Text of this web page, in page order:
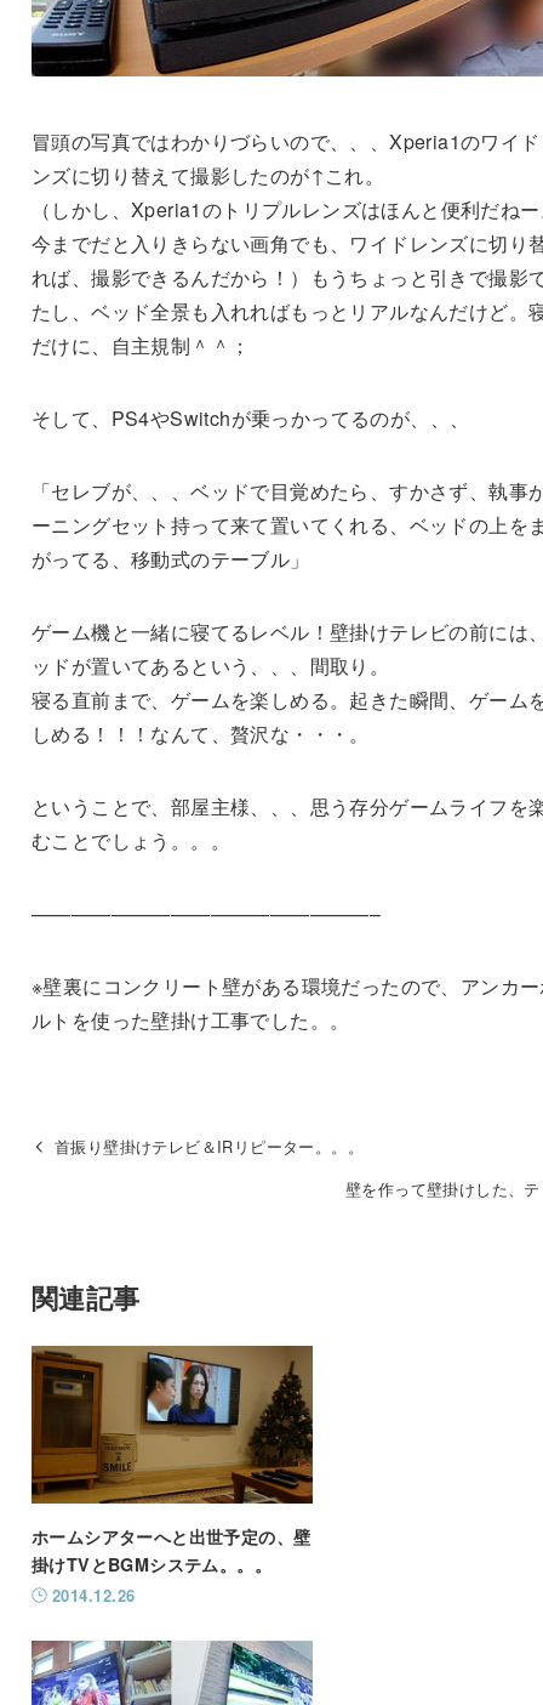
冒頭の写真ではわかりづらいので、、、Xperia1のワイ
ンズに切り替えて撮影したのが↑これ。
（しかし、Xperia1のトリプルレンズはほんと便利だね
今までだと入りきらない画角でも、ワイドレンズに切り
れば、撮影できるんだから！）もうちょっと引きで撮影
たし、ベッド全景も入れればもっとリアルなんだけど。
だけに、自主規制＾＾；
そして、PS4やSwitchが乗っかってるのが、、、
「セレブが、、、ベッドで目覚めたら、すかさず、執事
ーニングセット持って来て置いてくれる、ベッドの上を
がってる、移動式のテーブル」
ゲーム機と一緒に寝てるレベル！壁掛けテレビの前には
ッドが置いてあるという、、、間取り。
寝る直前まで、ゲームを楽しめる。起きた瞬間、ゲーム
しめる！！！なんて、贅沢な・・・。
ということで、部屋主様、、、思う存分ゲームライフを
むことでしょう。。。
—————————————————–
※壁裏にコンクリート壁がある環境だったので、アンカ
ルトを使った壁掛け工事でした。。
首振り壁掛けテレビ＆IRリピーター。。。
壁を作って壁掛けした、
関連記事
ホームシアターへと出世予定の、壁
掛けTVとBGMシステム。。。
2014.12.26